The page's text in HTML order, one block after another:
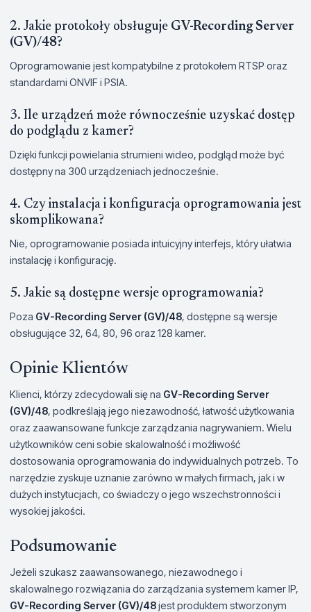
2. Jakie protokoły obsługuje GV-Recording Server
(GV)/48?
Oprogramowanie jest kompatybilne z protokołem RTSP oraz
standardami ONVIF i PSIA.
3. Ile urządzeń może równocześnie uzyskać dostęp
do podglądu z kamer?
Dzięki funkcji powielania strumieni wideo, podgląd może być
dostępny na 300 urządzeniach jednocześnie.
4. Czy instalacja i konfiguracja oprogramowania jest
skomplikowana?
Nie, oprogramowanie posiada intuicyjny interfejs, który ułatwia
instalację i konfigurację.
5. Jakie są dostępne wersje oprogramowania?
Poza GV-Recording Server (GV)/48, dostępne są wersje
obsługujące 32, 64, 80, 96 oraz 128 kamer.
Opinie Klientów
Klienci, którzy zdecydowali się na GV-Recording Server
(GV)/48, podkreślają jego niezawodność, łatwość użytkowania
oraz zaawansowane funkcje zarządzania nagrywaniem. Wielu
użytkowników ceni sobie skalowalność i możliwość
dostosowania oprogramowania do indywidualnych potrzeb. To
narzędzie zyskuje uznanie zarówno w małych firmach, jak i w
dużych instytucjach, co świadczy o jego wszechstronności i
wysokiej jakości.
Podsumowanie
Jeżeli szukasz zaawansowanego, niezawodnego i
skalowalnego rozwiązania do zarządzania systemem kamer IP,
GV-Recording Server (GV)/48jest produktem stworzonym